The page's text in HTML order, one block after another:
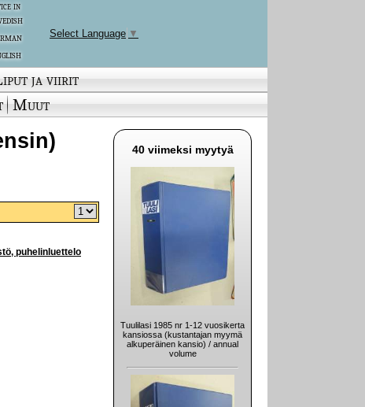
in
Select Language ▼
ja viirit
Muut
puhelinluettelo
40 viimeksi myytyä
Tuulilasi 1985 nr 1-12 vuosikerta
kansiossa (kustantajan myymä
alkuperäinen kansio) / annual
volume